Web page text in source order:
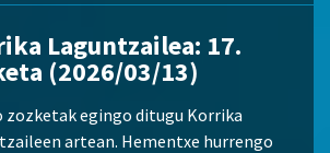
Laguntzailea: 17.
(2026/03/13)
zozketak egingo ditugu Korrika
artean. Hementxe hurrengo